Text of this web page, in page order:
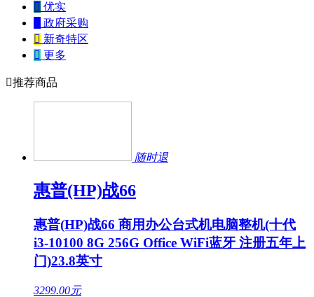
 优实
政府采购
 新奇特区
 更多
推荐商品
随时退
惠普(HP)战66
惠普(HP)战66 商用办公台式机电脑整机(十代
i3-10100 8G 256G Office WiFi蓝牙 注册五年上
门)23.8英寸
3299.00元